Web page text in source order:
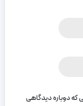
که دوباره دیدگاهی